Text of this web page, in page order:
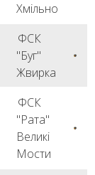
Хмільно
ФСК
"Буг"
Жвирка
ФСК
"Рата"
Великі
Мости